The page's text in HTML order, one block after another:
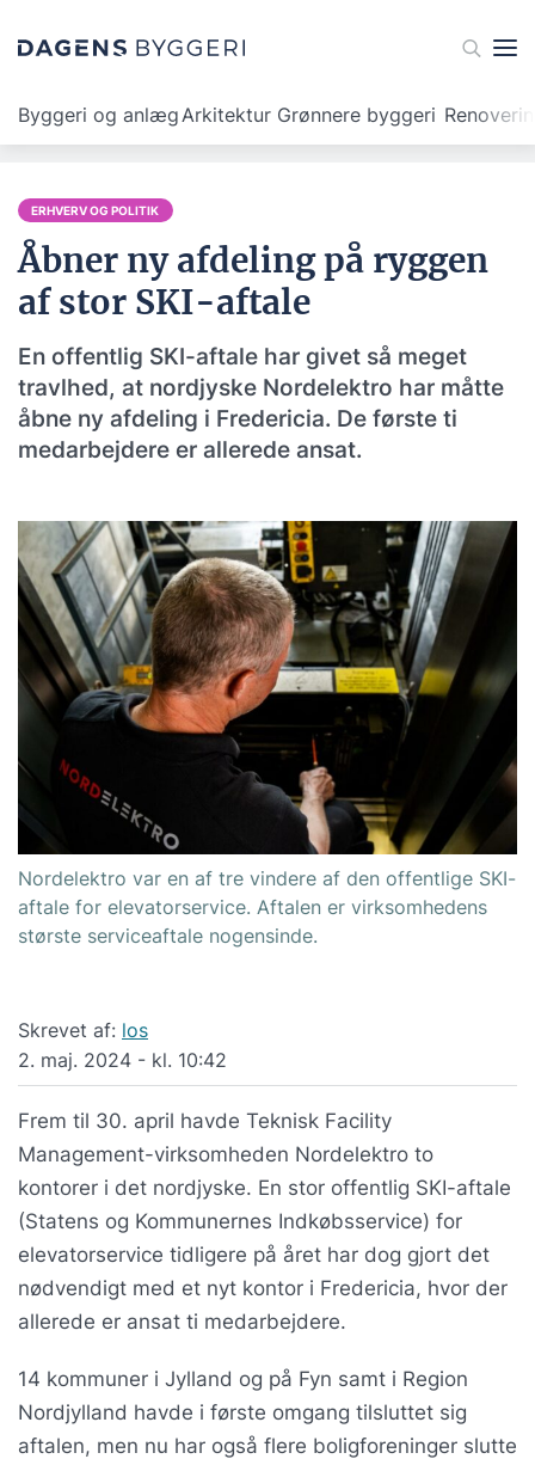
Byggeri og anlægArkitektur Grønnere byggeri
ERHVERV OG POLITIK
Åbner ny afdeling på ryggen
af stor SKI-aftale
En offentlig SKI-aftale har givet så meget
travlhed, at nordjyske Nordelektro har måtte
åbne ny afdeling i Fredericia. De første ti
medarbejdere er allerede ansat.
Nordelektro var en af tre vindere af den offentlige SKI-
aftale for elevatorservice. Aftalen er virksomhedens
største serviceaftale nogensinde.
Skrevet af: los
2. maj. 2024 - kl. 10:42
Frem til 30. april havde Teknisk Facility
Management-virksomheden Nordelektro to
kontorer i det nordjyske. En stor offentlig SKI-aftale
(Statens og Kommunernes Indkøbsservice) for
elevatorservice tidligere på året har dog gjort det
nødvendigt med et nyt kontor i Fredericia, hvor der
allerede er ansat ti medarbejdere.
14 kommuner i Jylland og på Fyn samt i Region
Nordjylland havde i første omgang tilsluttet sig
aftalen, men nu har også flere boligforeninger slutte